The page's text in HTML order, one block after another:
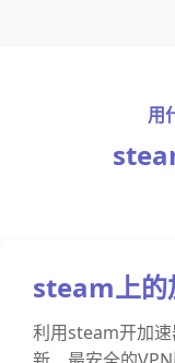
用
steam上的
利用steam开加